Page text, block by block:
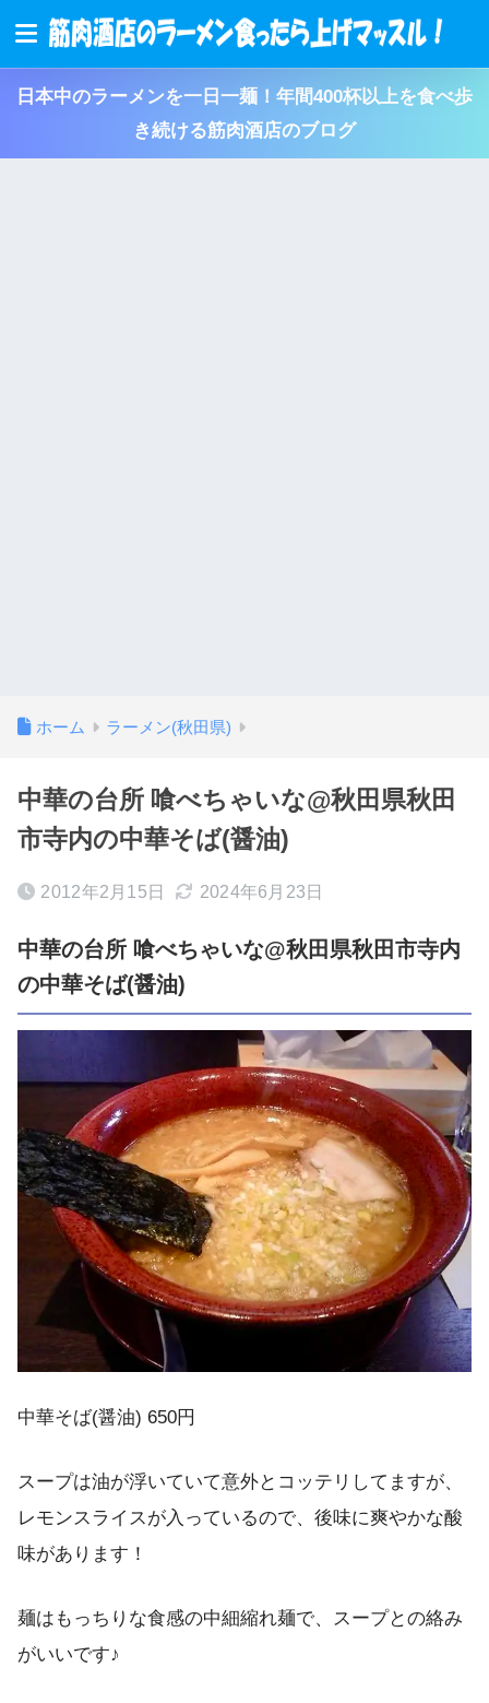
日本中のラーメンを一日一麺！年間400杯以上を食べ歩
き続ける筋肉酒店のブログ
ホーム ラーメン(秋田県)
中華の台所 喰べちゃいな@秋田県秋田
市寺内の中華そば(醤油)
2012年2月15日 2024年6月23日
中華の台所 喰べちゃいな@秋田県秋田市寺内
の中華そば(醤油)
中華そば(醤油) 650円
スープは油が浮いていて意外とコッテリしてますが、
レモンスライスが入っているので、後味に爽やかな酸
味があります！
麺はもっちりな食感の中細縮れ麺で、スープとの絡み
がいいです♪